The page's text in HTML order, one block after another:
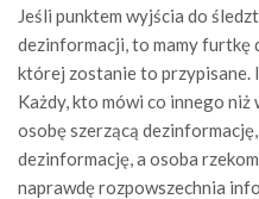
Jeśli punktem wyjścia do
dezinformacji, to mamy furtkę
której zostanie to przypisane. I
Każdy, kto mówi co innego niż
osobę szerzącą
dezinformację, a osoba
naprawdę rozpowszechnia